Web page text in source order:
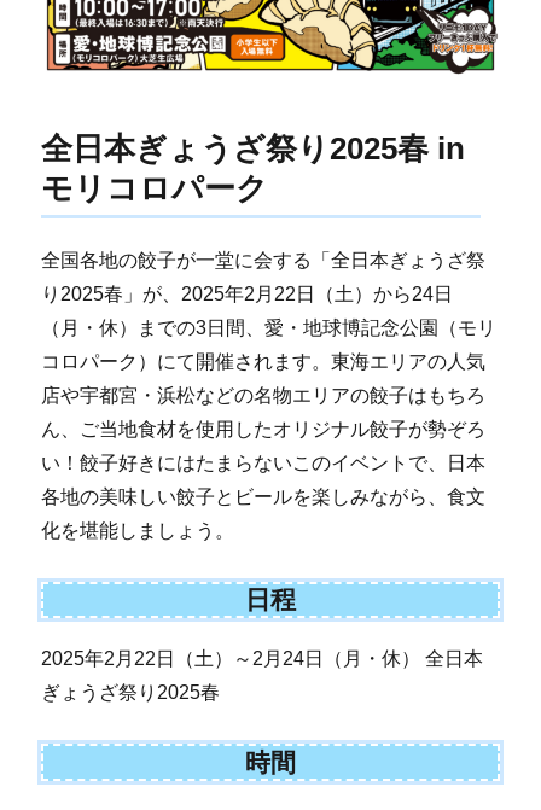
全日本ぎょうざ祭り2025春 in
モリコロパーク
全国各地の餃子が一堂に会する「全日本ぎょうざ祭
り2025春」が、2025年2月22日（土）から24日
（月・休）までの3日間、愛・地球博記念公園（モリ
コロパーク）にて開催されます。東海エリアの人気
店や宇都宮・浜松などの名物エリアの餃子はもちろ
ん、ご当地食材を使用したオリジナル餃子が勢ぞろ
い！餃子好きにはたまらないこのイベントで、日本
各地の美味しい餃子とビールを楽しみながら、食文
化を堪能しましょう。
日程
2025年2月22日（土）～2月24日（月・休） 全日本
ぎょうざ祭り2025春
時間